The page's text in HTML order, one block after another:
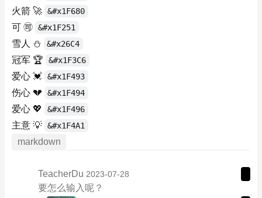
火箭 🚀 &#x1F680
可 🉑 &#x1F251
雪人 ⛄ &#x26C4
冠军 🏆 &#x1F3C6
爱心 💓 &#x1F493
伤心 💔 &#x1F494
爱心 💖 &#x1F496
主意 💡 &#x1F4A1
markdown
TeacherDu 2023-07-28
要怎么输入呢？